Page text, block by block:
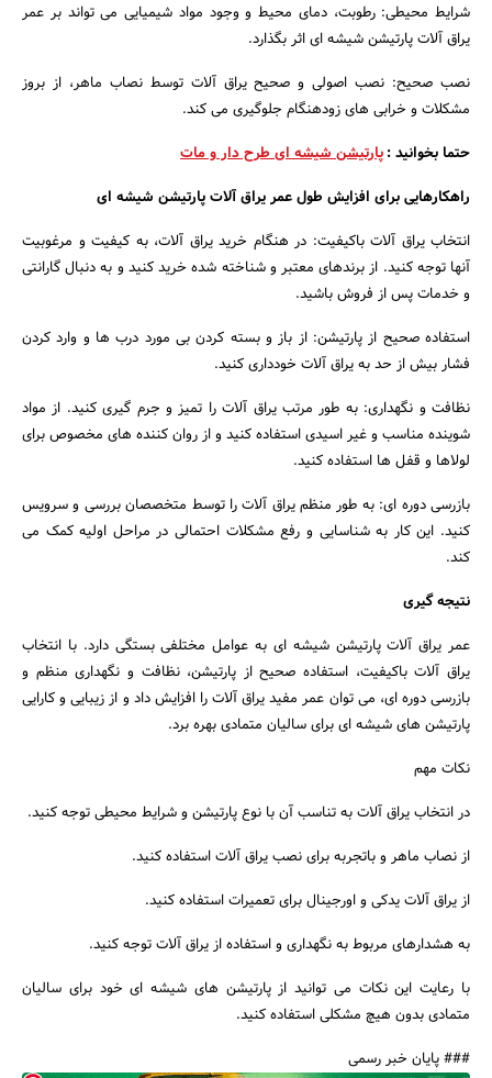
شرایط محیطی: رطوبت، دمای محیط و وجود مواد شیمیایی می تواند بر عمر
یراق آلات پارتیشن شیشه ای اثر بگذارد.
نصب صحیح: نصب اصولی و صحیح یراق آلات توسط نصاب ماهر، از بروز
مشکلات و خرابی های زودهنگام جلوگیری می کند.
حتما بخوانید :پارتیشن شیشه ای طرح دار و مات
راهکارهایی برای افزایش طول عمر یراق آلات پارتیشن شیشه ای
انتخاب یراق آلات باکیفیت: در هنگام خرید یراق آلات، به کیفیت و مرغوبیت
آنها توجه کنید. از برندهای معتبر و شناخته شده خرید کنید و به دنبال گارانتی
و خدمات پس از فروش باشید.
استفاده صحیح از پارتیشن: از باز و بسته کردن بی مورد درب ها و وارد کردن
فشار بیش از حد به یراق آلات خودداری کنید.
نظافت و نگهداری: به طور مرتب یراق آلات را تمیز و جرم گیری کنید. از مواد
شوینده مناسب و غیر اسیدی استفاده کنید و از روان کننده های مخصوص برای
لولاها و قفل ها استفاده کنید.
بازرسی دوره ای: به طور منظم یراق آلات را توسط متخصصان بررسی و سرویس
کنید. این کار به شناسایی و رفع مشکلات احتمالی در مراحل اولیه کمک می
کند.
نتیجه گیری
عمر یراق آلات پارتیشن شیشه ای به عوامل مختلفی بستگی دارد. با انتخاب
یراق آلات باکیفیت، استفاده صحیح از پارتیشن، نظافت و نگهداری منظم و
بازرسی دوره ای، می توان عمر مفید یراق آلات را افزایش داد و از زیبایی و کارایی
پارتیشن های شیشه ای برای سالیان متمادی بهره برد.
نکات مهم
در انتخاب یراق آلات به تناسب آن با نوع پارتیشن و شرایط محیطی توجه کنید.
از نصاب ماهر و باتجربه برای نصب یراق آلات استفاده کنید.
از یراق آلات یدکی و اورجینال برای تعمیرات استفاده کنید.
به هشدارهای مربوط به نگهداری و استفاده از یراق آلات توجه کنید.
با رعایت این نکات می توانید از پارتیشن های شیشه ای خود برای سالیان
متمادی بدون هیچ مشکلی استفاده کنید.
### پایان خبر رسمی